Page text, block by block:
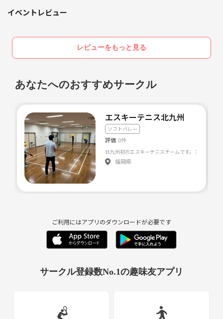
ります。
バドミントンについては、
す。
さい。
HADOについては、お台場で開催しています。
VRスポーツなので、スポーツ半分、ゲーム半分ということ
で、
バスケは不定期に開催しております。
冷房完備のコートなので、暑い日でも快適にプレーできます！ ＊冷房
月1で懇親会も開催しておりますので、そちらも、もしくはそちらから
でも、気軽にご参加ください♪
第三日曜日の16〜18時
《参加費》
2000円
《場所》
パライーゾ東陽町 VIPコート（体育館コート）
1階はスーパーで、3階のフットサル場です。
幹事からソフトバレーについて、レクチャーさせていただきます。
・更衣室、シャワーあり（有料）
・シューズレンタルあり
イベントレビュー
レビューをもっと見る
あなたへのおすすめサークル
エスキーテニス北九州
ソフトバレー
評価 0件
福岡県
ご利用にはアプリのダウンロードが必要です
サークル登録数No.1の趣味友アプリ